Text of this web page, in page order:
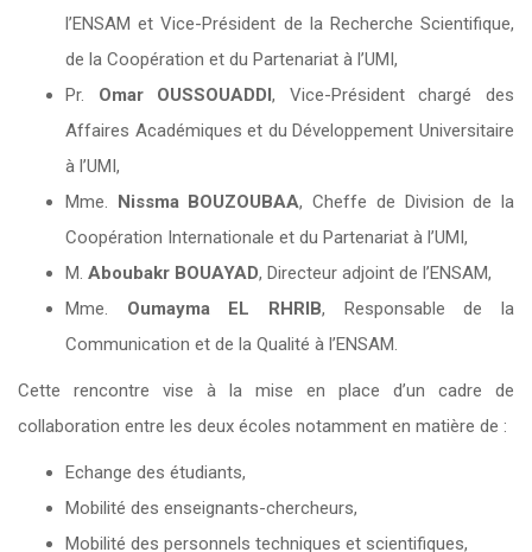
l’ENSAM et Vice-Président de la Recherche Scientifique,
de la Coopération et du Partenariat à l’UMI,
Pr. Omar OUSSOUADDI, Vice-Président chargé des
Affaires Académiques et du Développement Universitaire
à l’UMI,
Mme. Nissma BOUZOUBAA, Cheffe de Division de la
Coopération Internationale et du Partenariat à l’UMI,
M. Aboubakr BOUAYAD, Directeur adjoint de l’ENSAM,
Mme. Oumayma EL RHRIB, Responsable de la
Communication et de la Qualité à l’ENSAM.
Cette rencontre vise à la mise en place d’un cadre de
collaboration entre les deux écoles notamment en matière de :
Echange des étudiants,
Mobilité des enseignants-chercheurs,
Mobilité des personnels techniques et scientifiques,